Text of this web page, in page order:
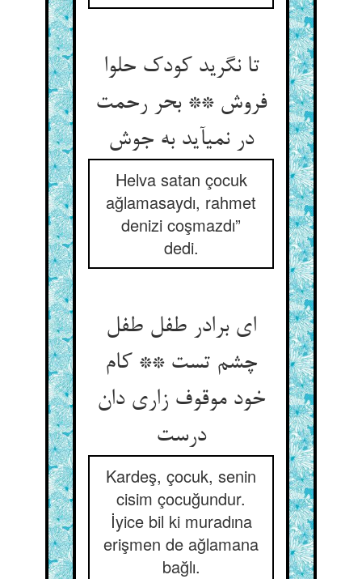
تا نگرید کودک حلوا
فروش ** بحر رحمت
در نمی‏آید به جوش‏
Helva satan çocuk
ağlamasaydı, rahmet
denizi coşmazdı”
dedi.
ای برادر طفل طفل
چشم تست ** کام
خود موقوف زاری دان
درست‏
Kardeş, çocuk, senin
cisim çocuğundur.
İyice bil ki muradına
erişmen de ağlamana
bağlı.